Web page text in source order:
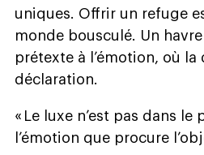
uniques. Offrir un refuge
monde bousculé. Un
prétexte à l’émotion, où
déclaration.
« Le luxe n’est pas dans le
l’émotion que procure